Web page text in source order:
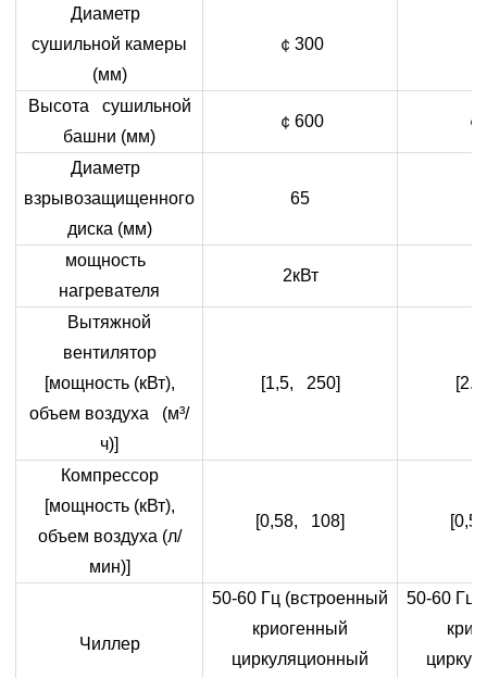
Диаметр
сушильной камеры
(мм)
￠ 300
Высота сушильной
башни (мм)
￠ 600 ￠
Диаметр
взрывозащищенного
диска (мм)
65
мощность
нагревателя
2кВт
Вытяжной
вентилятор
[мощность (кВт),
объем воздуха (м³/
ч)]
[1,5, 250]
Компрессор
[мощность (кВт),
объем воздуха (л/
мин)]
[0,58, 108]
Чиллер
50-60 Гц (встроенный
криогенный
циркуляционный
50-60 Гц